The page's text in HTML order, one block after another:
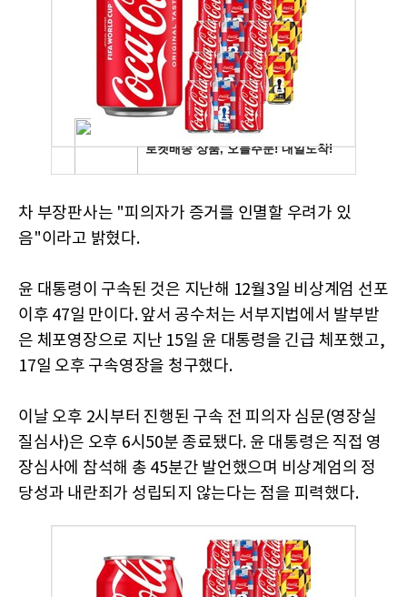
차 부장판사는 "피의자가 증거를 인멸할 우려가 있
음"이라고 밝혔다.
윤 대통령이 구속된 것은 지난해 12월3일 비상계엄 선포
이후 47일 만이다. 앞서 공수처는 서부지법에서 발부받
은 체포영장으로 지난 15일 윤 대통령을 긴급 체포했고,
17일 오후 구속영장을 청구했다.
이날 오후 2시부터 진행된 구속 전 피의자 심문(영장실
질심사)은 오후 6시50분 종료됐다. 윤 대통령은 직접 영
장심사에 참석해 총 45분간 발언했으며 비상계엄의 정
당성과 내란죄가 성립되지 않는다는 점을 피력했다.